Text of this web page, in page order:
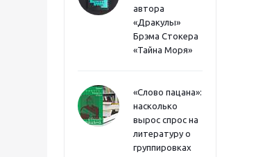
автора
«Дракулы»
Брэма Стокера
«Тайна Моря»
«Слово пацана»:
насколько
вырос спрос на
литературу о
группировках